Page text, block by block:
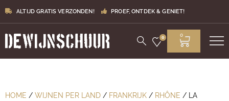
ALTIJD GRATIS VERZONDEN! PROEF, ONTDEK & GENIET!
0 0
HOME / WIJNEN PER LAND / FRANKRIJK / RHÔNE / LA